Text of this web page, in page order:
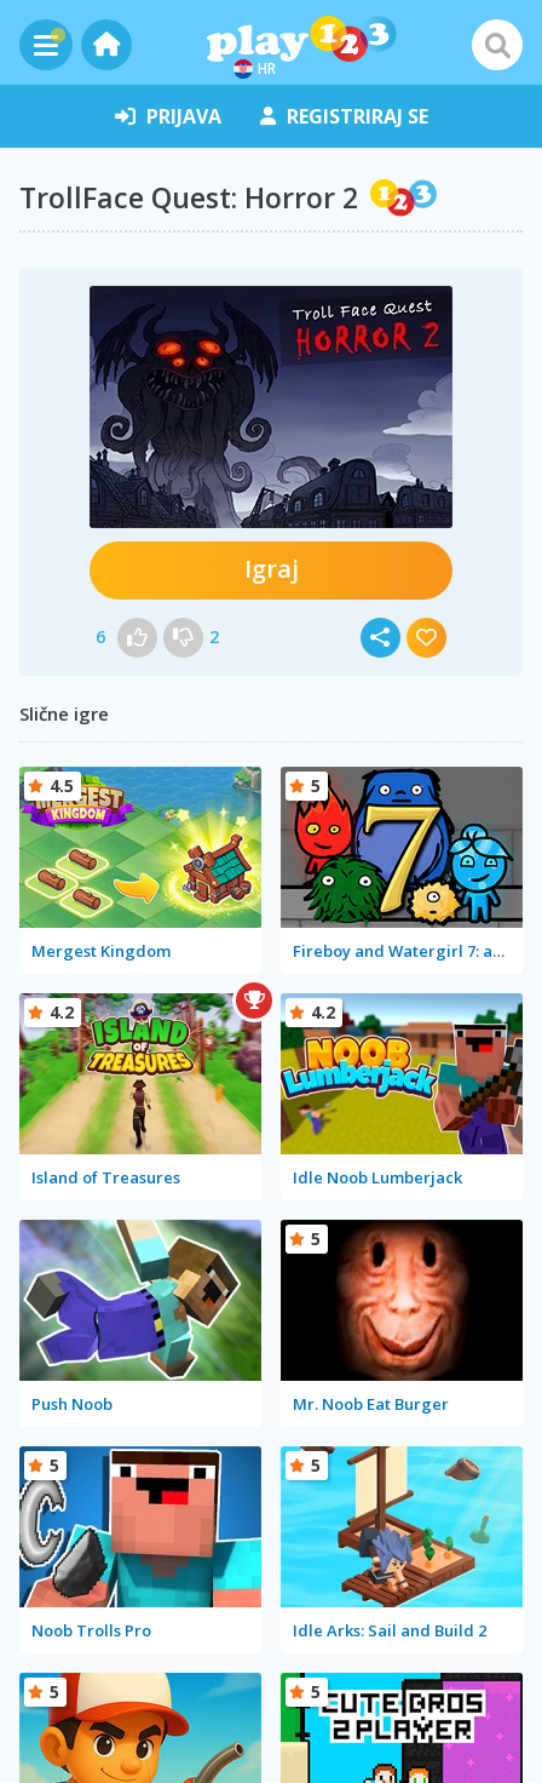
HR
PRIJAVA REGISTRIRAJ SE
TrollFace Quest: Horror 2
Igraj
6 2
Slične igre
Mergest Kingdom
4.5
Fireboy and Watergirl 7: and Friends
5
Island of Treasures
4.2
Idle Noob Lumberjack
4.2
Push Noob Mr. Noob Eat Burger
5
Noob Trolls Pro
5
Idle Arks: Sail and Build 2
5
5 5